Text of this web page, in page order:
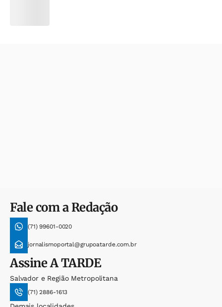
Fale com a Redação
(71) 99601-0020
jornalismoportal@grupoatarde.com.br
AssineA TARDE
Salvador e Região Metropolitana
(71) 2886-1613